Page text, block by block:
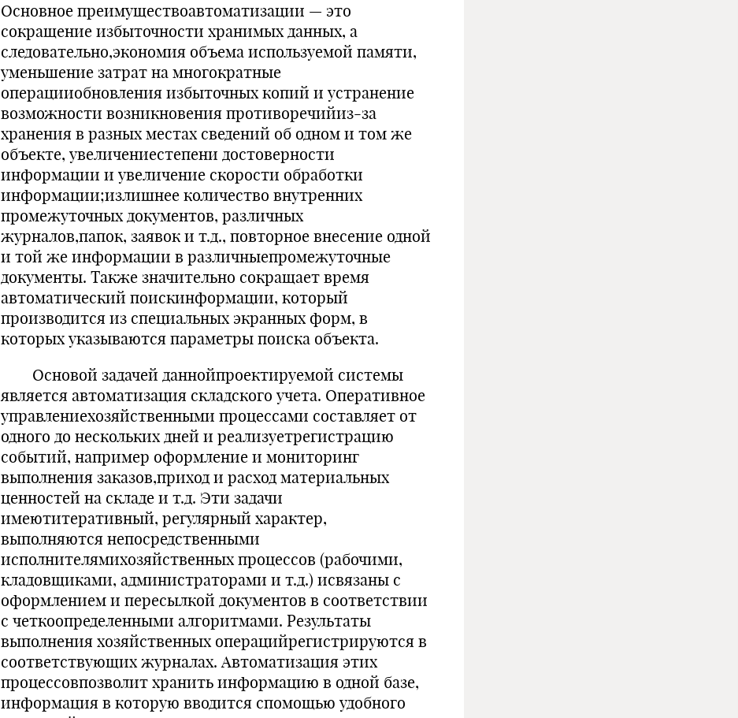
Основное преимуществоавтоматизации — это
сокращение избыточности хранимых данных, а
следовательно,экономия объема используемой памяти,
уменьшение затрат на многократные
операцииобновления избыточных копий и устранение
возможности возникновения противоречийиз-за
хранения в разных местах сведений об одном и том же
объекте, увеличениестепени достоверности
информации и увеличение скорости обработки
информации;излишнее количество внутренних
промежуточных документов, различных
журналов,папок, заявок и т.д., повторное внесение одной
и той же информации в различныепромежуточные
документы. Также значительно сокращает время
автоматический поискинформации, который
производится из специальных экранных форм, в
которых указываются параметры поиска объекта.
Основой задачей даннойпроектируемой системы
является автоматизация складского учета. Оперативное
управлениехозяйственными процессами составляет от
одного до нескольких дней и реализуетрегистрацию
событий, например оформление и мониторинг
выполнения заказов,приход и расход материальных
ценностей на складе и т.д. Эти задачи
имеютитеративный, регулярный характер,
выполняются непосредственными
исполнителямихозяйственных процессов (рабочими,
кладовщиками, администраторами и т.д.) исвязаны с
оформлением и пересылкой документов в соответствии
с четкоопределенными алгоритмами. Результаты
выполнения хозяйственных операцийрегистрируются в
соответствующих журналах. Автоматизация этих
процессовпозволит хранить информацию в одной базе,
информация в которую вводится спомощью удобного